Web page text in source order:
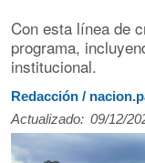
Con esta línea de
programa,
institucional.
Redacción /
Actualizado: 09/12/